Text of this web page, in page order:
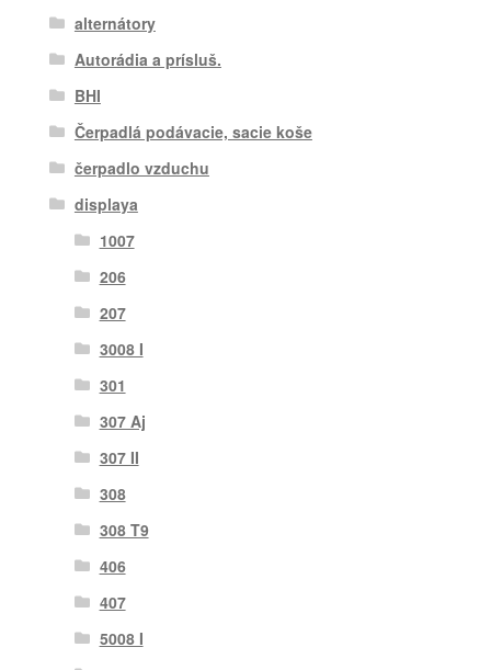
alternátory
Autorádia a prísluš.
BHI
Čerpadlá podávacie, sacie koše
čerpadlo vzduchu
displaya
1007
206
207
3008 I
301
307 Aj
307 II
308
308 T9
406
407
5008 I